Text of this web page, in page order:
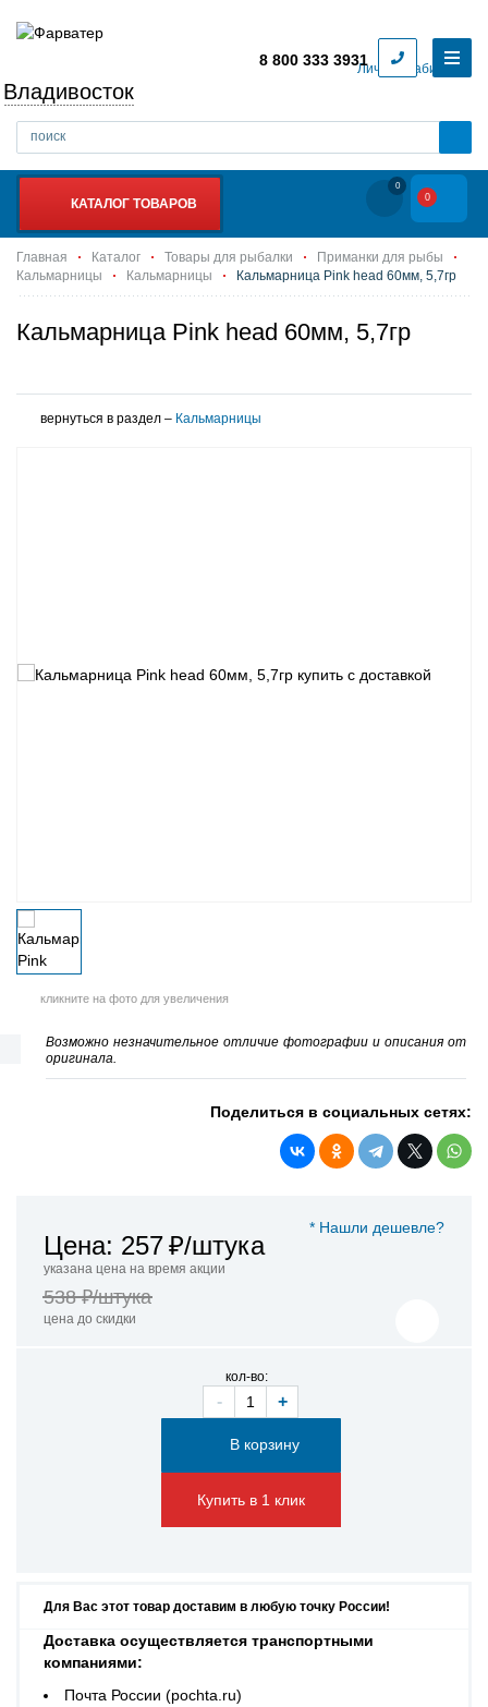
Личный кабинет
Владивосток
8 800 333 3931
КАТАЛОГ ТОВАРОВ
0
0
Главная Каталог Товары для рыбалки
Приманки для рыбы
Кальмарницы
Кальмарницы Кальмарница Pink head 60мм, 5,7гр
Кальмарница Pink head 60мм, 5,7гр
вернуться в раздел – Кальмарницы
кликните на фото для увеличения
Возможно незначительное отличие фотографии и описания от
оригинала.
Поделиться в социальных сетях:
* Нашли дешевле?
Цена: 257₽/штука
указана цена на время акции
538 ₽/штука
цена до скидки
кол-во:
- +
Купить в 1 клик
Для Вас этот товар доставим в любую точку России!
Доставка осуществляется транспортными
компаниями:
Почта России (pochta.ru)